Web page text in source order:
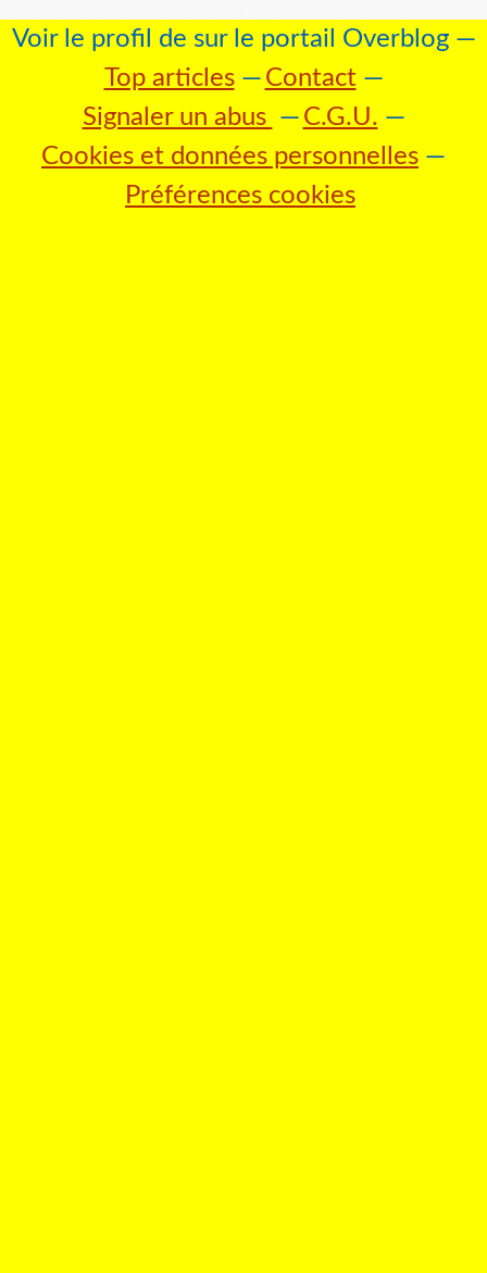
Voir le profil de sur le portail Overblog
Top articles
Contact
Signaler un abus
C.G.U.
Cookies et données personnelles
Préférences cookies